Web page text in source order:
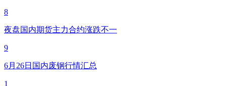
8
夜盘国内期货主力合约涨跌不一
9
6月26日国内废钢行情汇总
1